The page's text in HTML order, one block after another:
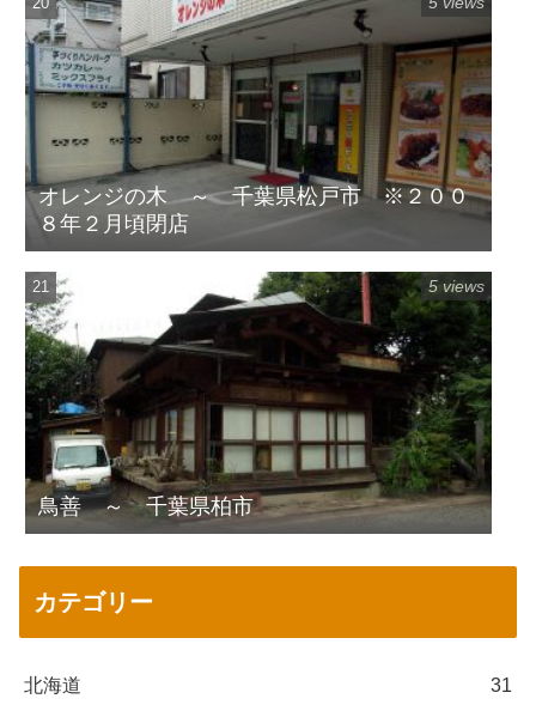
オレンジの木 ～ 千葉県松戸市 ※２００
８年２月頃閉店
鳥善 ～ 千葉県柏市
5 views
カテゴリー
北海道 31